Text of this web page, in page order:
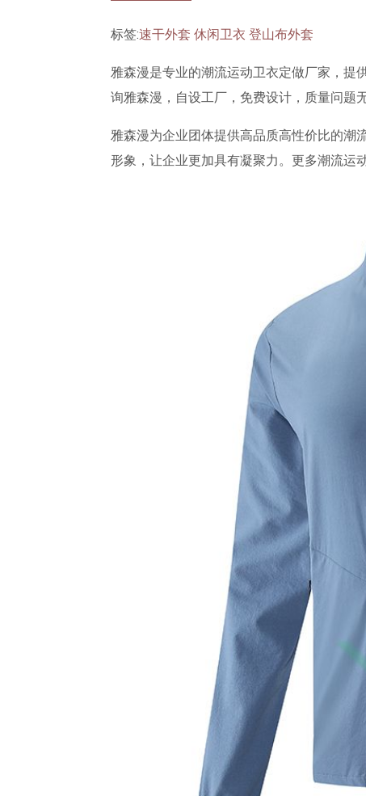
标签:速干外套 休闲卫衣 登山布外套
雅森漫是专业的潮流运动卫衣定做厂家，提
询雅森漫，自设工厂，免费设计，质量问题
雅森漫为企业团体提供高品质高性价比的潮
形象，让企业更加具有凝聚力。更多潮流运